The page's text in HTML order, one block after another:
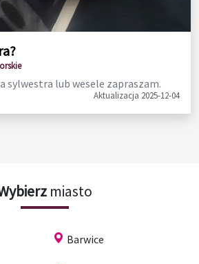
sylwestra lub wesele zapraszam.
Aktualizacja 2025-12-04
miasto
Barwice